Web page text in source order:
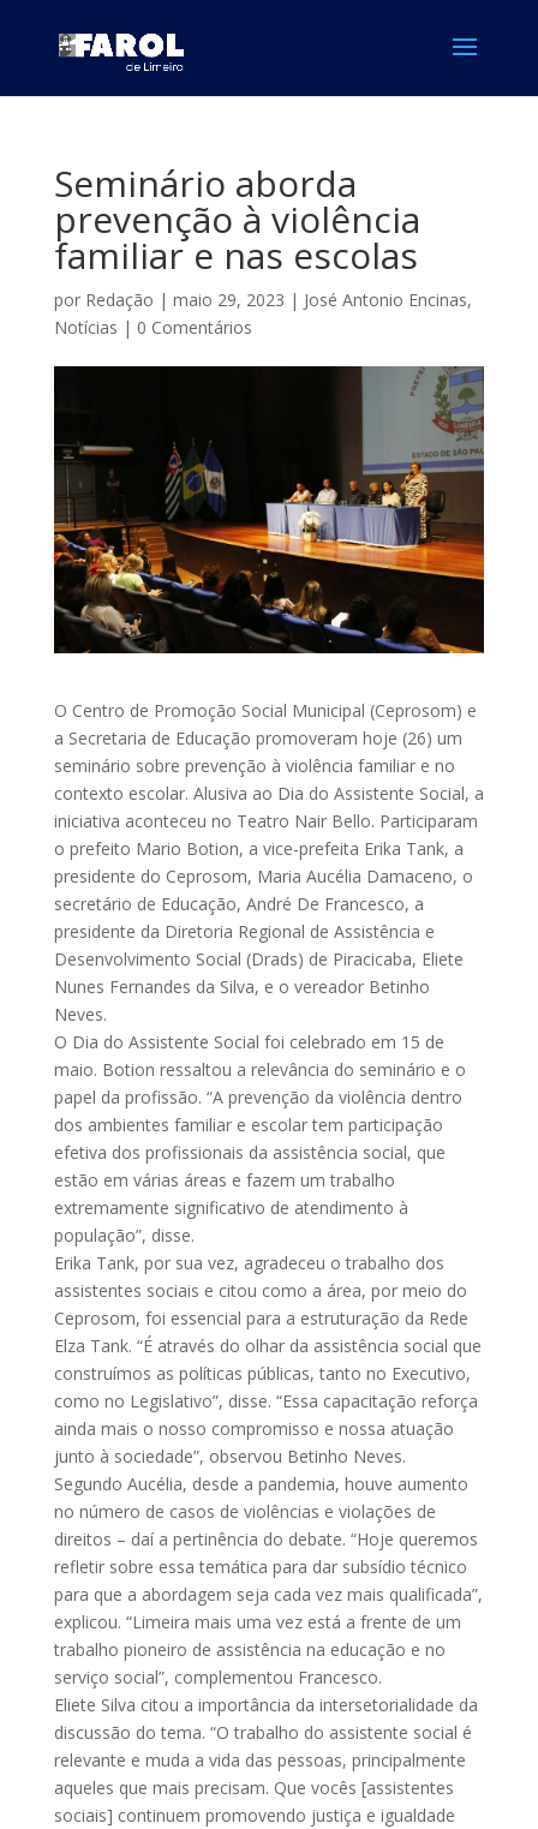
Seminário aborda
prevenção à violência
familiar e nas escolas
por Redação | maio 29, 2023 | José Antonio Encinas,
Notícias | 0 Comentários
O Centro de Promoção Social Municipal (Ceprosom) e
a Secretaria de Educação promoveram hoje (26) um
seminário sobre prevenção à violência familiar e no
contexto escolar. Alusiva ao Dia do Assistente Social, a
iniciativa aconteceu no Teatro Nair Bello. Participaram
o prefeito Mario Botion, a vice-prefeita Erika Tank, a
presidente do Ceprosom, Maria Aucélia Damaceno, o
secretário de Educação, André De Francesco, a
presidente da Diretoria Regional de Assistência e
Desenvolvimento Social (Drads) de Piracicaba, Eliete
Nunes Fernandes da Silva, e o vereador Betinho
Neves.
O Dia do Assistente Social foi celebrado em 15 de
maio. Botion ressaltou a relevância do seminário e o
papel da profissão. “A prevenção da violência dentro
dos ambientes familiar e escolar tem participação
efetiva dos profissionais da assistência social, que
estão em várias áreas e fazem um trabalho
extremamente significativo de atendimento à
população”, disse.
Erika Tank, por sua vez, agradeceu o trabalho dos
assistentes sociais e citou como a área, por meio do
Ceprosom, foi essencial para a estruturação da Rede
Elza Tank. “É através do olhar da assistência social que
construímos as políticas públicas, tanto no Executivo,
como no Legislativo”, disse. “Essa capacitação reforça
ainda mais o nosso compromisso e nossa atuação
junto à sociedade”, observou Betinho Neves.
Segundo Aucélia, desde a pandemia, houve aumento
no número de casos de violências e violações de
direitos – daí a pertinência do debate. “Hoje queremos
refletir sobre essa temática para dar subsídio técnico
para que a abordagem seja cada vez mais qualificada”,
explicou. “Limeira mais uma vez está a frente de um
trabalho pioneiro de assistência na educação e no
serviço social”, complementou Francesco.
Eliete Silva citou a importância da intersetorialidade da
discussão do tema. “O trabalho do assistente social é
relevante e muda a vida das pessoas, principalmente
aqueles que mais precisam. Que vocês [assistentes
sociais] continuem promovendo justiça e igualdade